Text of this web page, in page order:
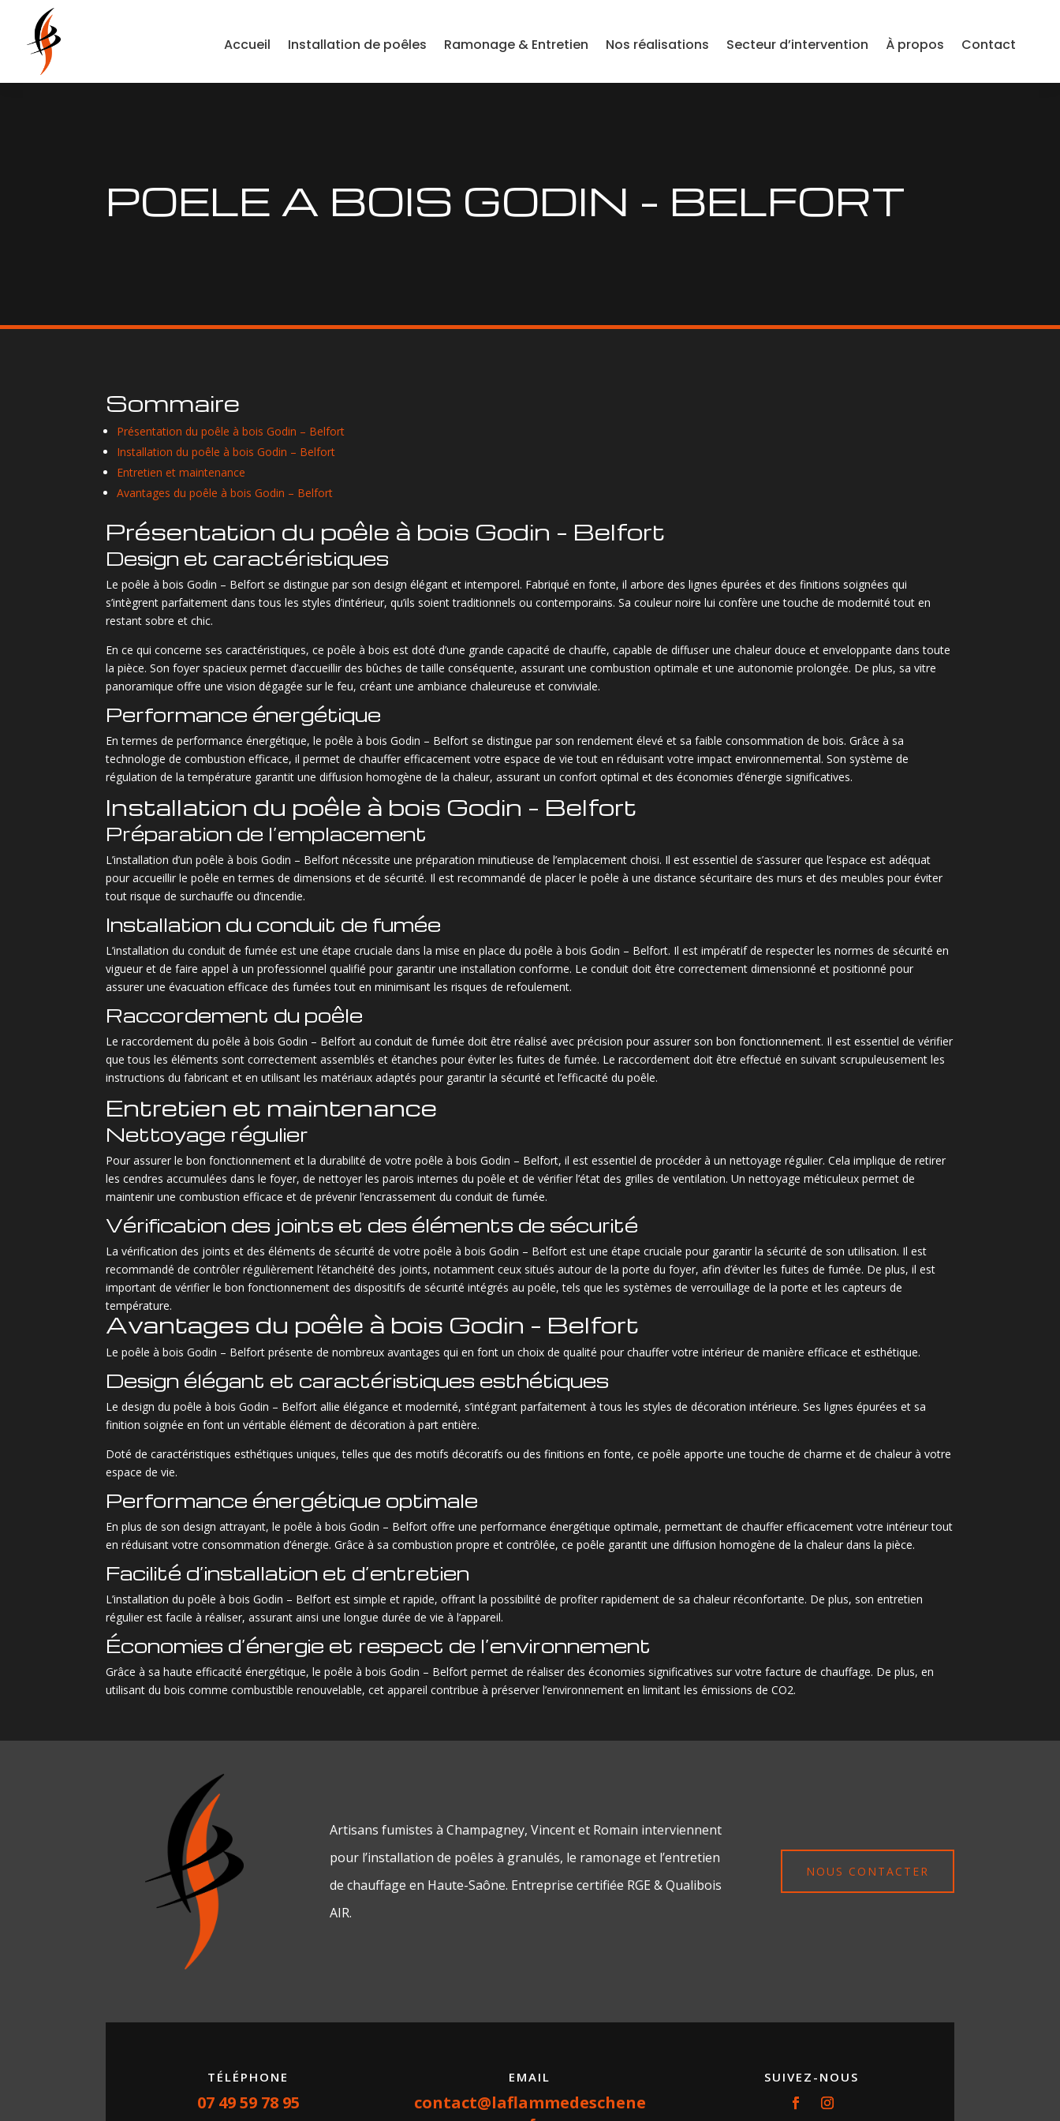
Accueil Installation de poêles Ramonage & Entretien Nos réalisations Secteur d’intervention À propos Contact
POELE A BOIS GODIN – BELFORT
Sommaire
Présentation du poêle à bois Godin – Belfort
Installation du poêle à bois Godin – Belfort
Entretien et maintenance
Avantages du poêle à bois Godin – Belfort
Présentation du poêle à bois Godin – Belfort
Design et caractéristiques
Le poêle à bois Godin – Belfort se distingue par son design élégant et intemporel. Fabriqué en fonte, il arbore des lignes épurées et des finitions soignées qui
s’intègrent parfaitement dans tous les styles d’intérieur, qu’ils soient traditionnels ou contemporains. Sa couleur noire lui confère une touche de modernité tout en
restant sobre et chic.
En ce qui concerne ses caractéristiques, ce poêle à bois est doté d’une grande capacité de chauffe, capable de diffuser une chaleur douce et enveloppante dans toute
la pièce. Son foyer spacieux permet d’accueillir des bûches de taille conséquente, assurant une combustion optimale et une autonomie prolongée. De plus, sa vitre
panoramique offre une vision dégagée sur le feu, créant une ambiance chaleureuse et conviviale.
Performance énergétique
En termes de performance énergétique, le poêle à bois Godin – Belfort se distingue par son rendement élevé et sa faible consommation de bois. Grâce à sa
technologie de combustion efficace, il permet de chauffer efficacement votre espace de vie tout en réduisant votre impact environnemental. Son système de
régulation de la température garantit une diffusion homogène de la chaleur, assurant un confort optimal et des économies d’énergie significatives.
Installation du poêle à bois Godin – Belfort
Préparation de l’emplacement
L’installation d’un poêle à bois Godin – Belfort nécessite une préparation minutieuse de l’emplacement choisi. Il est essentiel de s’assurer que l’espace est adéquat
pour accueillir le poêle en termes de dimensions et de sécurité. Il est recommandé de placer le poêle à une distance sécuritaire des murs et des meubles pour éviter
tout risque de surchauffe ou d’incendie.
Installation du conduit de fumée
L’installation du conduit de fumée est une étape cruciale dans la mise en place du poêle à bois Godin – Belfort. Il est impératif de respecter les normes de sécurité en
vigueur et de faire appel à un professionnel qualifié pour garantir une installation conforme. Le conduit doit être correctement dimensionné et positionné pour
assurer une évacuation efficace des fumées tout en minimisant les risques de refoulement.
Raccordement du poêle
Le raccordement du poêle à bois Godin – Belfort au conduit de fumée doit être réalisé avec précision pour assurer son bon fonctionnement. Il est essentiel de vérifier
que tous les éléments sont correctement assemblés et étanches pour éviter les fuites de fumée. Le raccordement doit être effectué en suivant scrupuleusement les
instructions du fabricant et en utilisant les matériaux adaptés pour garantir la sécurité et l’efficacité du poêle.
Entretien et maintenance
Nettoyage régulier
Pour assurer le bon fonctionnement et la durabilité de votre poêle à bois Godin – Belfort, il est essentiel de procéder à un nettoyage régulier. Cela implique de retirer
les cendres accumulées dans le foyer, de nettoyer les parois internes du poêle et de vérifier l’état des grilles de ventilation. Un nettoyage méticuleux permet de
maintenir une combustion efficace et de prévenir l’encrassement du conduit de fumée.
Vérification des joints et des éléments de sécurité
La vérification des joints et des éléments de sécurité de votre poêle à bois Godin – Belfort est une étape cruciale pour garantir la sécurité de son utilisation. Il est
recommandé de contrôler régulièrement l’étanchéité des joints, notamment ceux situés autour de la porte du foyer, afin d’éviter les fuites de fumée. De plus, il est
important de vérifier le bon fonctionnement des dispositifs de sécurité intégrés au poêle, tels que les systèmes de verrouillage de la porte et les capteurs de
température.
Avantages du poêle à bois Godin – Belfort
Le poêle à bois Godin – Belfort présente de nombreux avantages qui en font un choix de qualité pour chauffer votre intérieur de manière efficace et esthétique.
Design élégant et caractéristiques esthétiques
Le design du poêle à bois Godin – Belfort allie élégance et modernité, s’intégrant parfaitement à tous les styles de décoration intérieure. Ses lignes épurées et sa
finition soignée en font un véritable élément de décoration à part entière.
Doté de caractéristiques esthétiques uniques, telles que des motifs décoratifs ou des finitions en fonte, ce poêle apporte une touche de charme et de chaleur à votre
espace de vie.
Performance énergétique optimale
En plus de son design attrayant, le poêle à bois Godin – Belfort offre une performance énergétique optimale, permettant de chauffer efficacement votre intérieur tout
en réduisant votre consommation d’énergie. Grâce à sa combustion propre et contrôlée, ce poêle garantit une diffusion homogène de la chaleur dans la pièce.
Facilité d’installation et d’entretien
L’installation du poêle à bois Godin – Belfort est simple et rapide, offrant la possibilité de profiter rapidement de sa chaleur réconfortante. De plus, son entretien
régulier est facile à réaliser, assurant ainsi une longue durée de vie à l’appareil.
Économies d’énergie et respect de l’environnement
Grâce à sa haute efficacité énergétique, le poêle à bois Godin – Belfort permet de réaliser des économies significatives sur votre facture de chauffage. De plus, en
utilisant du bois comme combustible renouvelable, cet appareil contribue à préserver l’environnement en limitant les émissions de CO2.
Artisans fumistes à Champagney, Vincent et Romain interviennent
pour l’installation de poêles à granulés, le ramonage et l’entretien
de chauffage en Haute-Saône. Entreprise certifiée RGE & Qualibois
AIR.
NOUS CONTACTER
TÉLÉPHONE
07 49 59 78 95
EMAIL
contact@laflammedeschene
SUIVEZ-NOUS